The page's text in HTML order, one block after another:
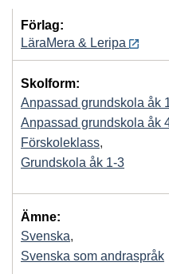
Förlag:
LäraMera & Leripa
Skolform:
Anpassad grundskola åk
Anpassad grundskola åk
Förskoleklass,
Grundskola åk 1-3
Ämne:
Svenska,
Svenska som andraspråk